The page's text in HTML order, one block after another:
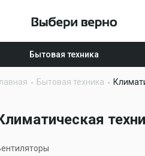
Бытовая техника
Бытовая техника